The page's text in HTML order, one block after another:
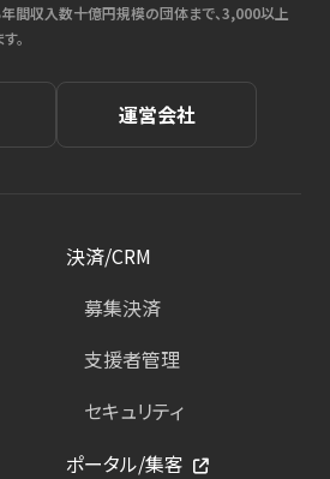
間収入数十億円規模の団体まで、3,000以上
。
運営会社
決済/CRM
募集決済
支援者管理
セキュリティ
ポータル/集客